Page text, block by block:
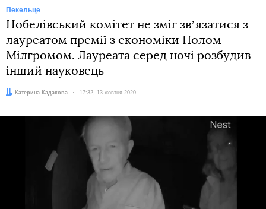
Пекельце
Нобелівський комітет не зміг звʼязатися з
лауреатом премії з економіки Полом
Мілгромом. Лауреата серед ночі розбудив
інший науковець
Автор:Катерина Кадакова Дата:
17:32, 13 жовтня 2020